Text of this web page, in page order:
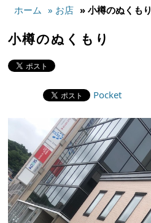
ホーム » お店 » 小樽のぬくもり
小樽のぬくもり
Pocket